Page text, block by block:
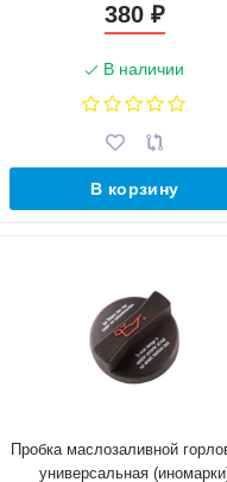
380 ₽
В наличии
В корзину
Пробка маслозаливной
универсальная